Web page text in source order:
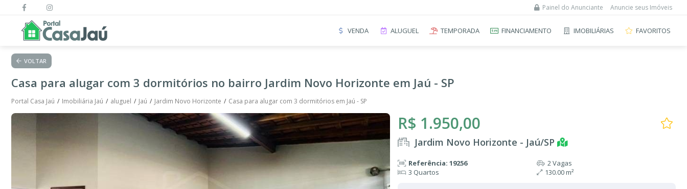
Painel do Anunciante Anuncie seus Imóveis
VENDA ALUGUEL TEMPORADA FINANCIAMENTO IMOBILIÁRIAS FAVORITOS
VOLTAR
Casa para alugar com 3 dormitórios no bairro Jardim Novo Horizonte em Jaú - SP
Portal Casa Jaú Imobiliária Jaú aluguel Jaú Jardim Novo Horizonte Casa para alugar com 3 dormitórios em Jaú - SP
R$ 1.950,00
Jardim Novo Horizonte - Jaú/SP
Referência: 19256
3 Quartos
2 Vagas
130.00 m²